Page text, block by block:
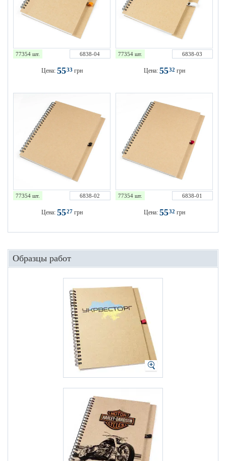
77354 шт. 6838-04
Цена: 5533 грн
77354 шт. 6838-03
Цена: 5532 грн
77354 шт. 6838-02
Цена: 5527 грн
77354 шт. 6838-01
Цена: 5532 грн
Образцы работ